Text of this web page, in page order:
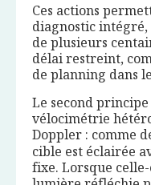
Ces actions
diagnostic
de plusieurs
délai restreint,
de planning dans
Le second
vélocimétrie
Doppler : comme
cible est éclairée
fixe. Lorsque